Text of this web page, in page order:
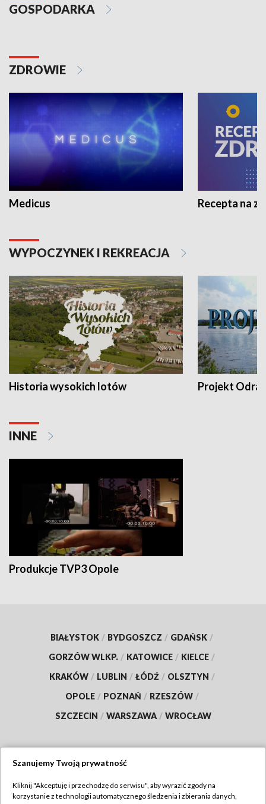
GOSPODARKA
ZDROWIE
Medicus Recepta na
WYPOCZYNEK I REKREACJA
Historia wysokich lotów Projekt Odra
INNE
Produkcje TVP3 Opole
BIAŁYSTOK / BYDGOSZCZ / GDAŃSK /
GORZÓW WLKP. / KATOWICE / KIELCE /
KRAKÓW / LUBLIN / ŁÓDŹ / OLSZTYN /
OPOLE / POZNAŃ / RZESZÓW /
SZCZECIN / WARSZAWA / WROCŁAW
TVP
Szanujemy Twoją prywatność
Kliknij "Akceptuję i przechodzę do serwisu", aby wyrazić zgody na
korzystanie z technologii automatycznego śledzenia i zbierania danych,